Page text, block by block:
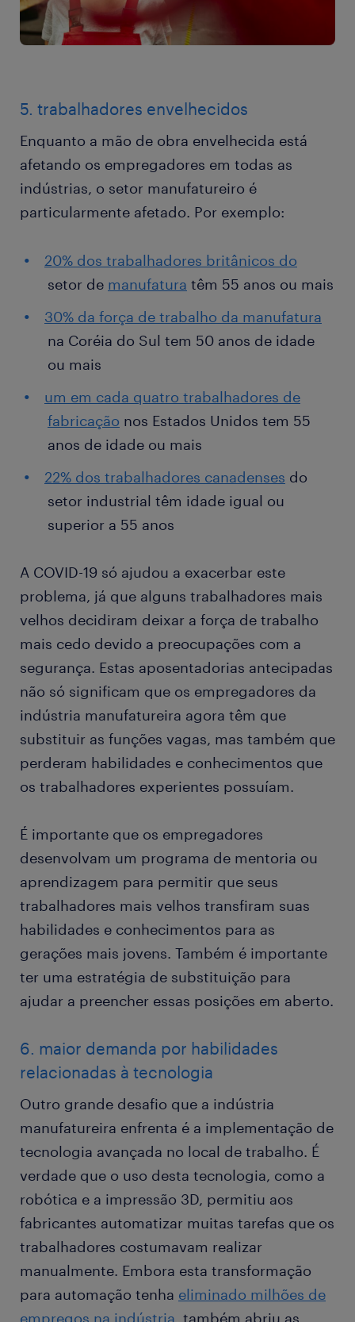
5. trabalhadores envelhecidos
Enquanto a mão de obra envelhecida está
afetando os empregadores em todas as
indústrias, o setor manufatureiro é
particularmente afetado. Por exemplo:
20% dos trabalhadores britânicos do
setor de manufatura têm 55 anos ou mais
30% da força de trabalho da manufatura
na Coréia do Sul tem 50 anos de idade
ou mais
um em cada quatro trabalhadores de
fabricação nos Estados Unidos tem 55
anos de idade ou mais
22% dos trabalhadores canadenses do
setor industrial têm idade igual ou
superior a 55 anos
A COVID-19 só ajudou a exacerbar este
problema, já que alguns trabalhadores mais
velhos decidiram deixar a força de trabalho
mais cedo devido a preocupações com a
segurança. Estas aposentadorias antecipadas
não só significam que os empregadores da
indústria manufatureira agora têm que
substituir as funções vagas, mas também que
perderam habilidades e conhecimentos que
os trabalhadores experientes possuíam.
É importante que os empregadores
desenvolvam um programa de mentoria ou
aprendizagem para permitir que seus
trabalhadores mais velhos transfiram suas
habilidades e conhecimentos para as
gerações mais jovens. Também é importante
ter uma estratégia de substituição para
ajudar a preencher essas posições em aberto.
6. maior demanda por habilidades
relacionadas à tecnologia
Outro grande desafio que a indústria
manufatureira enfrenta é a implementação de
tecnologia avançada no local de trabalho. É
verdade que o uso desta tecnologia, como a
robótica e a impressão 3D, permitiu aos
fabricantes automatizar muitas tarefas que os
trabalhadores costumavam realizar
manualmente. Embora esta transformação
para automação tenha eliminado milhões de
empregos na indústria, também abriu as